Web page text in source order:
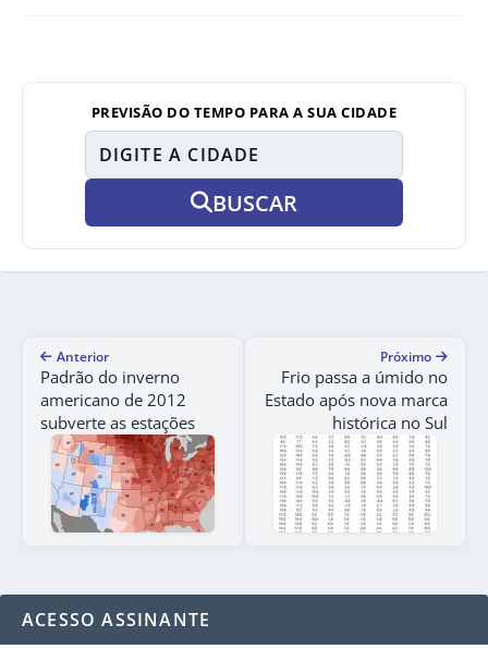
PREVISÃO DO TEMPO PARA A SUA CIDADE
BUSCAR
Anterior
Padrão do inverno
americano de 2012
subverte as estações
Próximo
Frio passa a úmido no
Estado após nova marca
histórica no Sul
ACESSO ASSINANTE